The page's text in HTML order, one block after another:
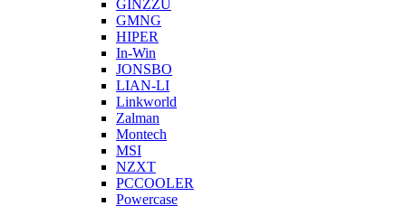
GINZZU
GMNG
HIPER
In-Win
JONSBO
LIAN-LI
Linkworld
Zalman
Montech
MSI
NZXT
PCCOOLER
Powercase